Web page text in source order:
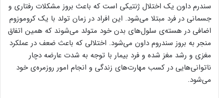
سندرم داون یک اختلال ژنتیکی است که باعث بروز مشکلات رفتاری و
جسمانی در فرد مبتلا می‌شود. این افراد در زمان تولد با یک کروموزوم
اضافی در هسته‌ی سلول‌های بدن خود متولد می‌شوند که همین اتفاق
منجر به بروز سندروم داون می‌شود. اختلالی که باعث ضعف در عملکرد
مغزی و رشد مغز شده و فرد بیمار با توجه به شدت عارضه دچار
ناتوانی‌هایی در کسب مهارت‌های زندگی و انجام امور روزمره‌ی خود
می‌شود.